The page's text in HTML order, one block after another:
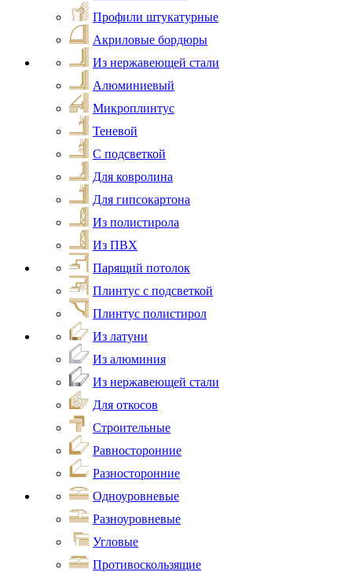
Профили штукатурные
Акриловые бордюры
Из нержавеющей стали
Алюминиевый
Микроплинтус
Теневой
С подсветкой
Для ковролина
Для гипсокартона
Из полистирола
Из ПВХ
Парящий потолок
Плинтус с подсветкой
Плинтус полистирол
Из латуни
Из алюминия
Из нержавеющей стали
Для откосов
Строительные
Равносторонние
Разносторонние
Одноуровневые
Разноуровневые
Угловые
Противоскользящие